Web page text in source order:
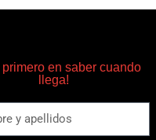
primero en saber cuando
llega!